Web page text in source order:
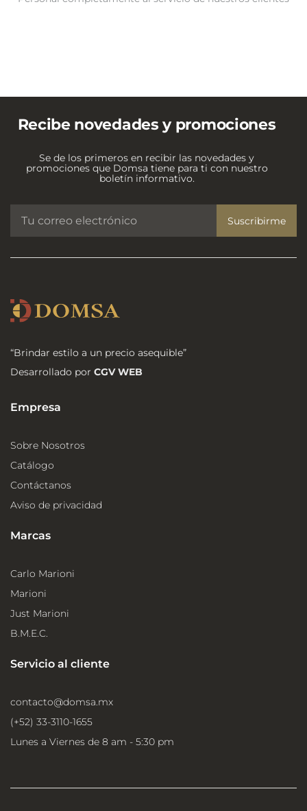
Recibe novedades y promociones
Se de los primeros en recibir las novedades y
promociones que Domsa tiene para ti con nuestro
boletín informativo.
Suscribirme
“Brindar estilo a un precio asequible”
Desarrollado por CGV WEB
Empresa
Sobre Nosotros
Catálogo
Contáctanos
Aviso de privacidad
Marcas
Carlo Marioni
Marioni
Just Marioni
B.M.E.C.
Servicio al cliente
contacto@domsa.mx
(+52) 33-3110-1655
Lunes a Viernes de 8 am - 5:30 pm